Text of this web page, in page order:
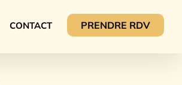
CONTACT PRENDRE RDV